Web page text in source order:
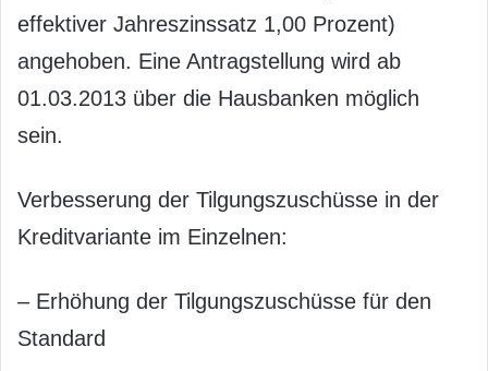
effektiver Jahreszinssatz 1,00 Prozent)
angehoben. Eine Antragstellung wird ab
01.03.2013 über die Hausbanken möglich
sein.
Verbesserung der Tilgungszuschüsse in der
Kreditvariante im Einzelnen:
– Erhöhung der Tilgungszuschüsse für den
Standard